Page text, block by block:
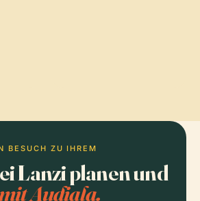
BESUCH ZU IHREM
Lanzi planen und
Audiala.